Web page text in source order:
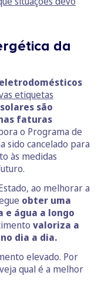
da
etiquetas
são
faturas
o Programa de
sido cancelado para
às medidas
ao melhorar a
obter uma
e água a longo
valoriza a
dia a dia.
elevado. Por
qual é a melhor